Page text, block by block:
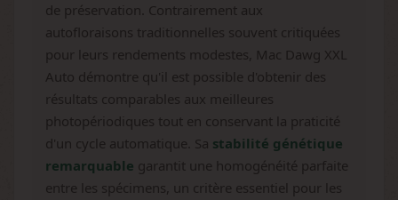
de préservation. Contrairement aux
autofloraisons traditionnelles souvent critiquées
pour leurs rendements modestes, Mac Dawg XXL
Auto démontre qu'il est possible d'obtenir des
résultats comparables aux meilleures
photopériodiques tout en conservant la praticité
d'un cycle automatique. Sa stabilité génétique
remarquable garantit une homogénéité parfaite
entre les spécimens, un critère essentiel pour les